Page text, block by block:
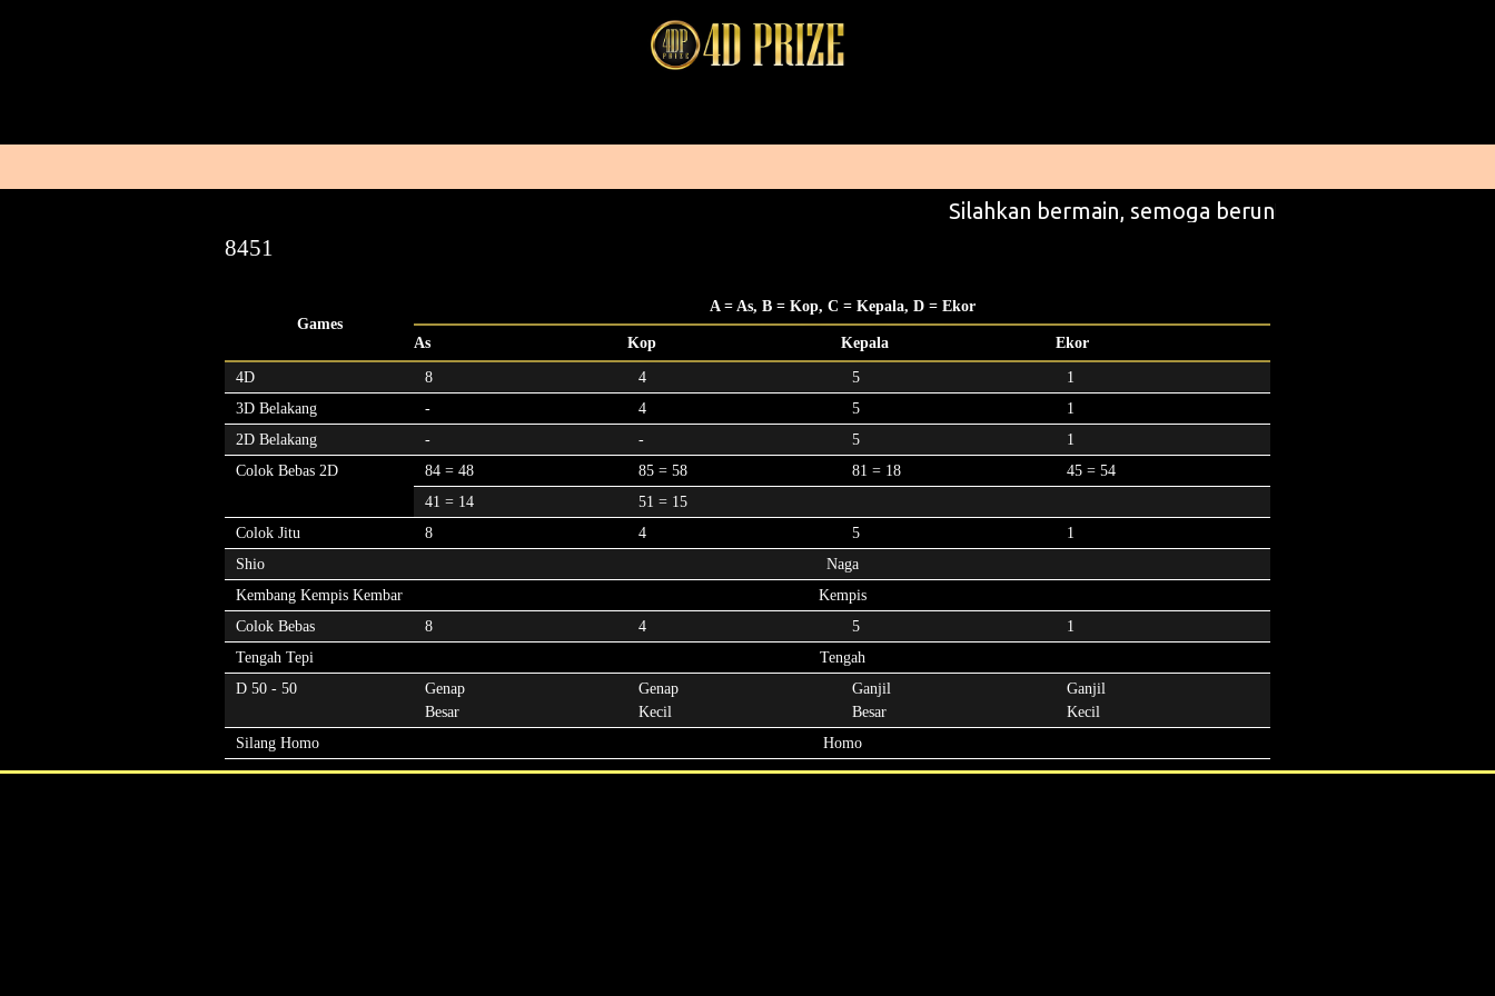
Silahkan bermain, semoga beruntung
8451
Games
A = As, B = Kop, C = Kepala, D = Ekor
As Kop Kepala Ekor
4D 8 4 5
1
3D Belakang
- 4 5
1
2D Belakang
- - 5
1
Colok Bebas 2D
84 = 48 85 = 58 81 = 18
45 = 54
41 = 14
51 = 15
Colok Jitu
8 4 5
1
Shio
Naga
Kembang Kempis Kembar
Kempis
Colok Bebas
8 4 5
1
Tengah Tepi
Tengah
D 50 - 50
Genap
Besar
Genap
Kecil
Ganjil
Besar
Ganjil
Kecil
Silang Homo
Homo